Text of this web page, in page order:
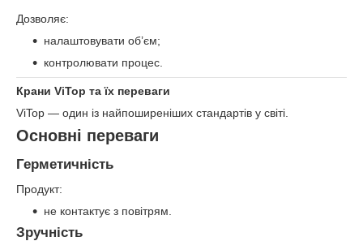
Дозволяє:
налаштовувати об’єм;
контролювати процес.
Крани ViTop та їх переваги
ViTop — один із найпоширеніших стандартів у світі.
Основні переваги
Герметичність
Продукт:
не контактує з повітрям.
Зручність